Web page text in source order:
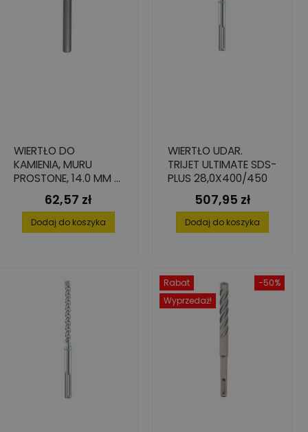
WIERTŁO DO
KAMIENIA, MURU
PROSTONE, 14.0 MM X
500 MM X 600 MM
Cena
62,57 zł
Dodaj do koszyka
WIERTŁO UDAR.
TRIJET ULTIMATE SDS-
PLUS 28,0X400/450
Cena
507,95 zł
Dodaj do koszyka
-50%
Rabat
Wyprzedaż!